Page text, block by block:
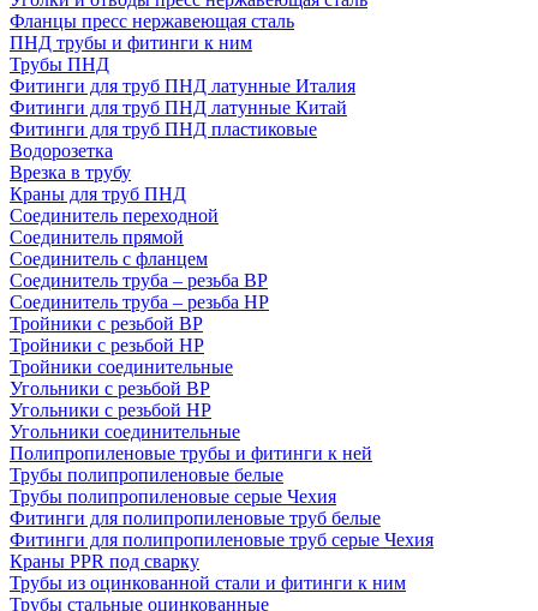
Фланцы пресс нержавеющая сталь
ПНД трубы и фитинги к ним
Трубы ПНД
Фитинги для труб ПНД латунные Италия
Фитинги для труб ПНД латунные Китай
Фитинги для труб ПНД пластиковые
Водорозетка
Врезка в трубу
Краны для труб ПНД
Соединитель переходной
Соединитель прямой
Соединитель с фланцем
Соединитель труба – резьба ВР
Соединитель труба – резьба НР
Тройники с резьбой ВР
Тройники с резьбой НР
Тройники соединительные
Угольники с резьбой ВР
Угольники с резьбой НР
Угольники соединительные
Полипропиленовые трубы и фитинги к ней
Трубы полипропиленовые белые
Трубы полипропиленовые серые Чехия
Фитинги для полипропиленовые труб белые
Фитинги для полипропиленовые труб серые Чехия
Краны PPR под сварку
Трубы из оцинкованной стали и фитинги к ним
Трубы стальные оцинкованные